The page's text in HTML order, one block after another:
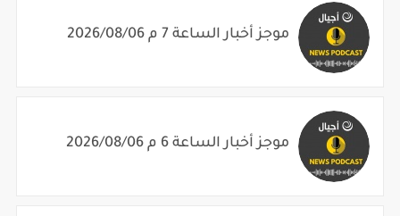
موجز أخبار الساعة 7 م 2026/08/06
موجز أخبار الساعة 6 م 2026/08/06